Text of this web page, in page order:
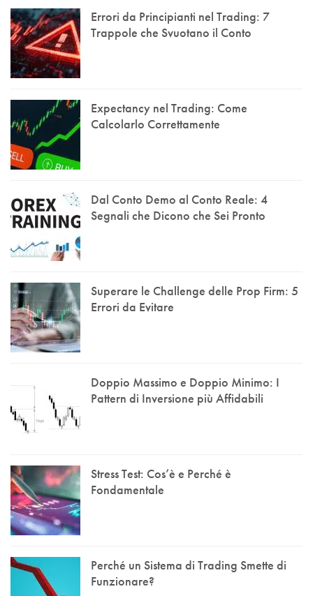
Errori da Principianti nel Trading: 7
Trappole che Svuotano il Conto
Expectancy nel Trading: Come
Calcolarlo Correttamente
Dal Conto Demo al Conto Reale: 4
Segnali che Dicono che Sei Pronto
Superare le Challenge delle Prop Firm: 5
Errori da Evitare
Doppio Massimo e Doppio Minimo: I
Pattern di Inversione più Affidabili
Stress Test: Cos’è e Perché è
Fondamentale
Perché un Sistema di Trading Smette di
Funzionare?